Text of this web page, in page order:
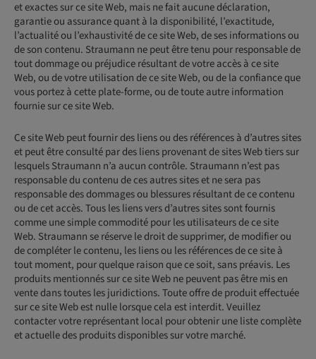
et exactes sur ce site Web, mais ne fait aucune déclaration,
garantie ou assurance quant à la disponibilité, l’exactitude,
l’actualité ou l’exhaustivité de ce site Web, de ses informations ou
de son contenu. Straumann ne peut être tenu pour responsable de
tout dommage ou préjudice résultant de votre accès à ce site
Web, ou de votre utilisation de ce site Web, ou de la confiance que
vous portez à cette plate-forme, ou de toute autre information
fournie sur ce site Web.
Ce site Web peut fournir des liens ou des références à d’autres sites
et peut être consulté par des liens provenant de sites Web tiers sur
lesquels Straumann n’a aucun contrôle. Straumann n’est pas
responsable du contenu de ces autres sites et ne sera pas
responsable des dommages ou blessures résultant de ce contenu
ou de cet accès. Tous les liens vers d’autres sites sont fournis
comme une simple commodité pour les utilisateurs de ce site
Web. Straumann se réserve le droit de supprimer, de modifier ou
de compléter le contenu, les liens ou les références de ce site à
tout moment, pour quelque raison que ce soit, sans préavis. Les
produits mentionnés sur ce site Web ne peuvent pas être mis en
vente dans toutes les juridictions. Toute offre de produit effectuée
sur ce site Web est nulle lorsque cela est interdit. Veuillez
contacter votre représentant local pour obtenir une liste complète
et actuelle des produits disponibles sur votre marché.